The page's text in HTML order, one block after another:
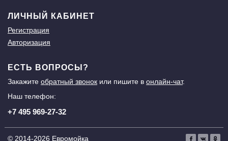
ЛИЧНЫЙ КАБИНЕТ
Регистрация
Авторизация
ЕСТЬ ВОПРОСЫ?
Закажите обратный звонок или пишите в онлайн-чат.
Наш телефон:
+7 495 969-27-32
© 2014-2026 Евромойка